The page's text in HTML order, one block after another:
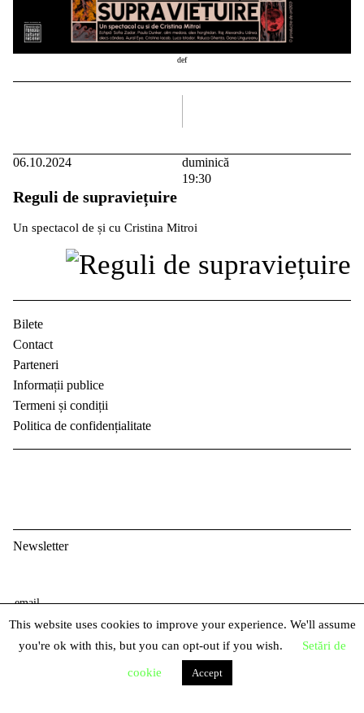
def
06.10.2024
duminică
19:30
Reguli de supraviețuire
Un spectacol de și cu Cristina Mitroi
Bilete
Contact
Parteneri
Informații publice
Termeni și condiții
Politica de confidențialitate
Newsletter
E
m
This website uses cookies to improve your experience. We'll assume
you're ok with this, but you can opt-out if you wish.
Setări de
cookie Accept